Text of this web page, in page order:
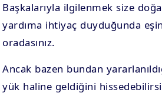
Başkalarıyla ilgilenmek size
yardıma ihtiyaç duyduğunda
oradasınız.
Ancak bazen bundan
yük haline geldiğini